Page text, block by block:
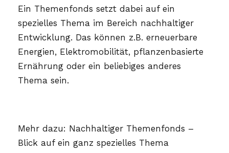
Ein Themenfonds setzt dabei auf ein
spezielles Thema im Bereich nachhaltiger
Entwicklung. Das können z.B. erneuerbare
Energien, Elektromobilität, pflanzenbasierte
Ernährung oder ein beliebiges anderes
Thema sein.
Mehr dazu: Nachhaltiger Themenfonds –
Blick auf ein ganz spezielles Thema